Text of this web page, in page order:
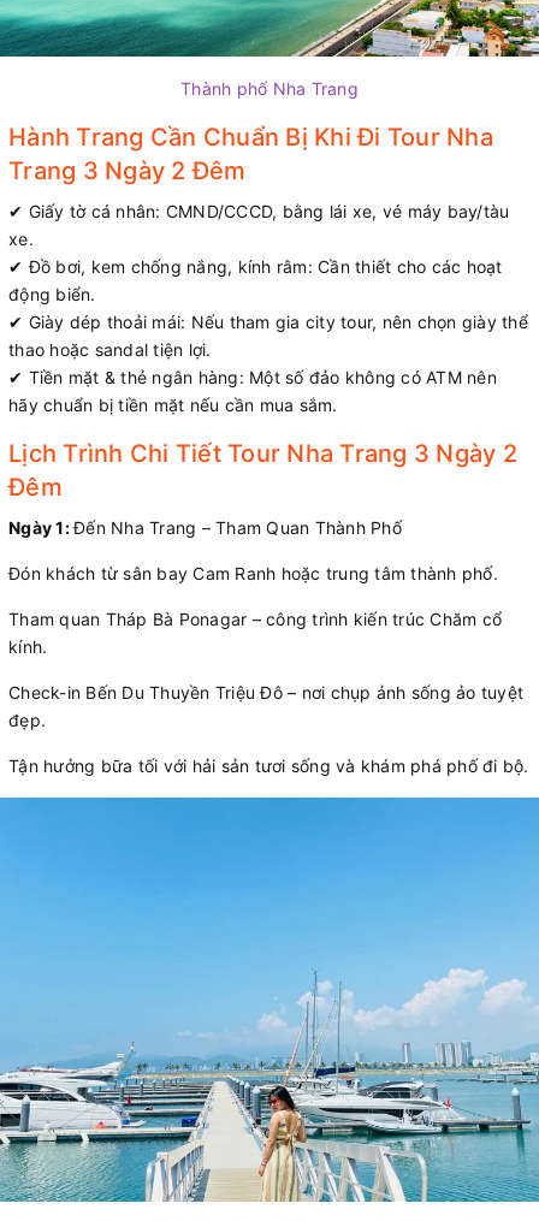
Thành phố Nha Trang
Hành Trang Cần Chuẩn Bị Khi Đi Tour Nha
Trang 3 Ngày 2 Đêm
✔ Giấy tờ cá nhân: CMND/CCCD, bằng lái xe, vé máy bay/tàu
xe.
✔ Đồ bơi, kem chống nắng, kính râm: Cần thiết cho các hoạt
động biển.
✔ Giày dép thoải mái: Nếu tham gia city tour, nên chọn giày thể
thao hoặc sandal tiện lợi.
✔ Tiền mặt & thẻ ngân hàng: Một số đảo không có ATM nên
hãy chuẩn bị tiền mặt nếu cần mua sắm.
Lịch Trình Chi Tiết Tour Nha Trang 3 Ngày 2
Đêm
Ngày 1:Đến Nha Trang – Tham Quan Thành Phố
Đón khách từ sân bay Cam Ranh hoặc trung tâm thành phố.
Tham quan Tháp Bà Ponagar – công trình kiến trúc Chăm cổ
kính.
Check-in Bến Du Thuyền Triệu Đô – nơi chụp ảnh sống ảo tuyệt
đẹp.
Tận hưởng bữa tối với hải sản tươi sống và khám phá phố đi bộ.